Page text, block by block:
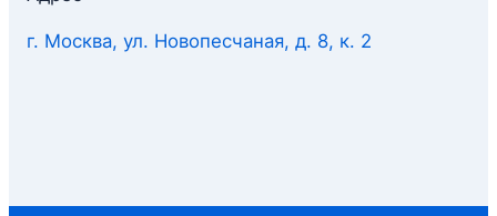
г. Москва, ул. Новопесчаная, д. 8, к. 2